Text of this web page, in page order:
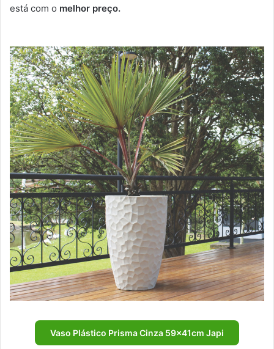
está com o melhor preço.
Vaso Plástico Prisma Cinza 59x41cm Japi